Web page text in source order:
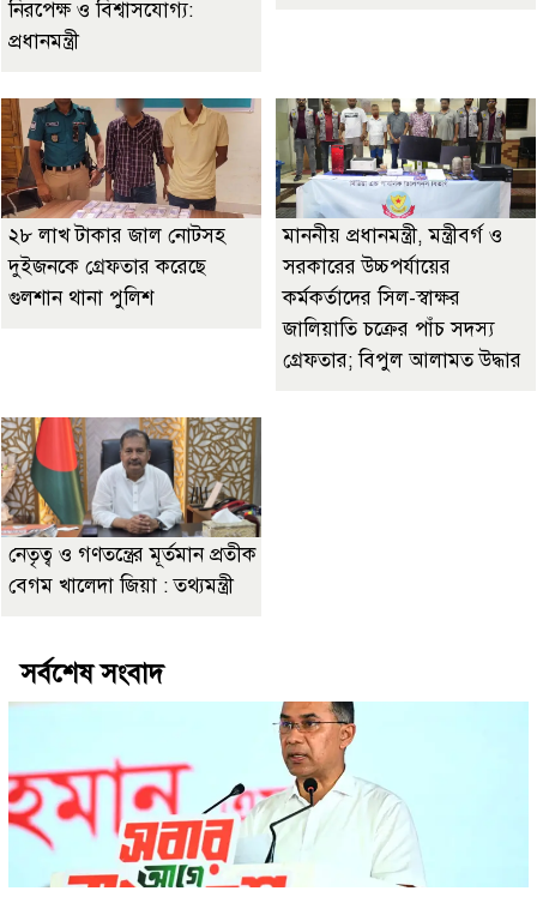
নিরপেক্ষ ও বিশ্বাসযোগ্য:
প্রধানমন্ত্রী
২৮ লাখ টাকার জাল নোটসহ
দুইজনকে গ্রেফতার করেছে
গুলশান থানা পুলিশ
মাননীয় প্রধানমন্ত্রী, মন্ত্রীবর্গ ও
সরকারের উচ্চপর্যায়ের
কর্মকর্তাদের সিল-স্বাক্ষর
জালিয়াতি চক্রের পাঁচ সদস্য
গ্রেফতার; বিপুল আলামত উদ্ধার
নেতৃত্ব ও গণতন্ত্রের মূর্তমান প্রতীক
বেগম খালেদা জিয়া : তথ্যমন্ত্রী
সর্বশেষ সংবাদ